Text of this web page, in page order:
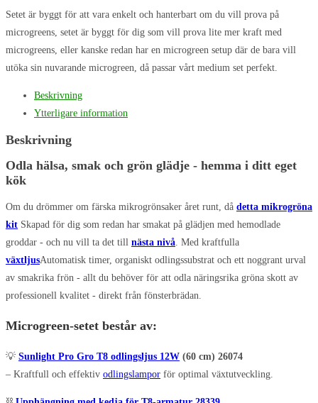
Setet är byggt för att vara enkelt och hanterbart om du vill prova på
microgreens, setet är byggt för dig som vill prova lite mer kraft med
microgreens, eller kanske redan har en microgreen setup där de bara vill
utöka sin nuvarande microgreen, då passar vårt medium set perfekt.
Beskrivning
Ytterligare information
Beskrivning
Odla hälsa, smak och grön glädje - hemma i ditt eget
kök
Om du drömmer om färska mikrogrönsaker året runt, då detta mikrogröna
kit Skapad för dig som redan har smakat på glädjen med hemodlade
groddar - och nu vill ta det till nästa nivå. Med kraftfulla
växtljusAutomatisk timer, organiskt odlingssubstrat och ett noggrant urval
av smakrika frön - allt du behöver för att odla näringsrika gröna skott av
professionell kvalitet - direkt från fönsterbrädan.
Microgreen-setet består av:
💡 Sunlight Pro Gro T8 odlingsljus 12W (60 cm) 26074
– Kraftfull och effektiv odlingslampor för optimal växtutveckling.